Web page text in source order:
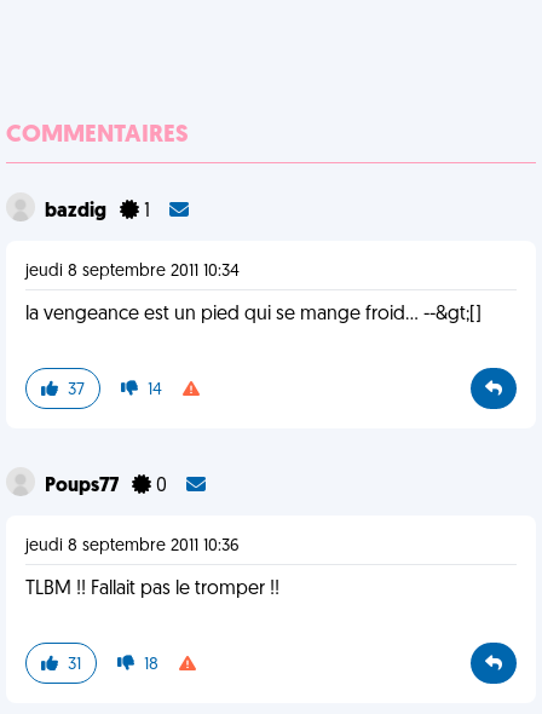
COMMENTAIRES
bazdig
jeudi 8 septembre 2011 10:34
la vengeance est un pied qui se mange froid... --&gt;[]
37 14
Poups77 0
jeudi 8 septembre 2011 10:36
TLBM !! Fallait pas le tromper !!
31 18